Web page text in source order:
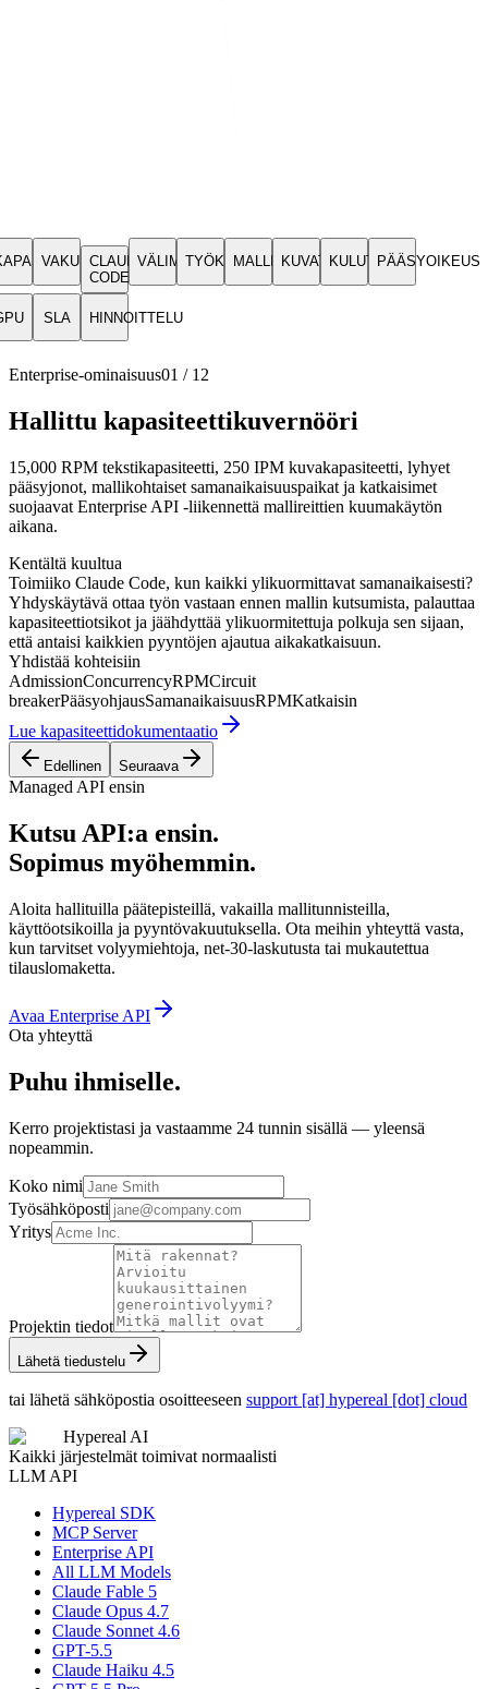
VAKUUTUSCLAUDE
CODE
VÄLIMUISTITYÖKALUT
MALLIT KUVAT KULUTUSPÄÄSYOIKEUS
SLA HINNOITTELU
Enterprise-ominaisuus01 / 12
Hallittu kapasiteettikuvernööri
15,000 RPM tekstikapasiteetti, 250 IPM kuvakapasiteetti, lyhyet
pääsyjonot, mallikohtaiset samanaikaisuuspaikat ja katkaisimet
suojaavat Enterprise API -liikennettä mallireittien kuumakäytön
aikana.
Kentältä kuultua
Toimiiko Claude Code, kun kaikki ylikuormittavat samanaikaisesti?
Yhdyskäytävä ottaa työn vastaan ennen mallin kutsumista, palauttaa
kapasiteettiotsikot ja jäähdyttää ylikuormitettuja polkuja sen sijaan,
että antaisi kaikkien pyyntöjen ajautua aikakatkaisuun.
Yhdistää kohteisiin
AdmissionConcurrencyRPMCircuit
breakerPääsyohjausSamanaikaisuusRPMKatkaisin
Lue kapasiteettidokumentaatio
Edellinen Seuraava
Managed API ensin
Kutsu API:a ensin.
Sopimus myöhemmin.
Aloita hallituilla päätepisteillä, vakailla mallitunnisteilla,
käyttöotsikoilla ja pyyntövakuutuksella. Ota meihin yhteyttä vasta,
kun tarvitset volyymiehtoja, net-30-laskutusta tai mukautettua
tilauslomaketta.
Avaa Enterprise API
Ota yhteyttä
Puhu ihmiselle.
Kerro projektistasi ja vastaamme 24 tunnin sisällä — yleensä
nopeammin.
Koko nimi
Työsähköposti
Yritys
Projektin tiedot
Lähetä tiedustelu
tai lähetä sähköpostia osoitteeseen support [at] hypereal [dot] cloud
Hypereal AI
Kaikki järjestelmät toimivat normaalisti
LLM API
Hypereal SDK
MCP Server
Enterprise API
All LLM Models
Claude Fable 5
Claude Opus 4.7
Claude Sonnet 4.6
GPT-5.5
Claude Haiku 4.5